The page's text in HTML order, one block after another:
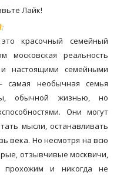
Лайк!
красочный семейный
московская реальность
настоящими семейными
необычная семья
обычной жизнью, но
Они могут
мысли, останавливать
века. Но несмотря на всю
отзывчивые москвичи,
прохожим и никогда не